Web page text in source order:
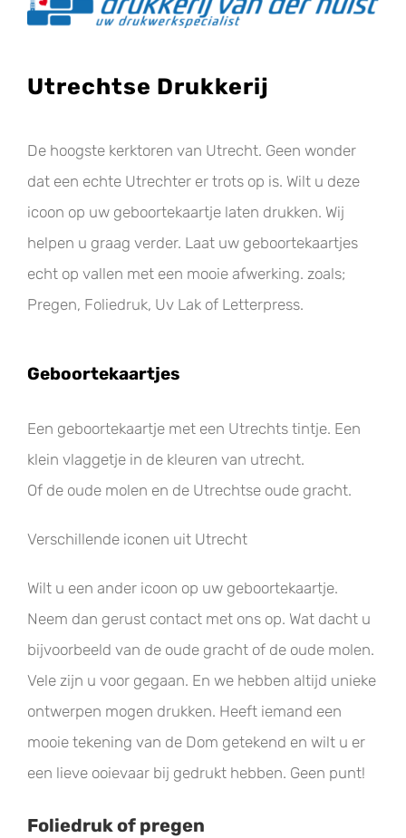
Utrechtse Drukkerij
De hoogste kerktoren van Utrecht. Geen wonder
dat een echte Utrechter er trots op is. Wilt u deze
icoon op uw geboortekaartje laten drukken. Wij
helpen u graag verder. Laat uw geboortekaartjes
echt op vallen met een mooie afwerking. zoals;
Pregen, Foliedruk, Uv Lak of Letterpress.
Geboortekaartjes
Een geboortekaartje met een Utrechts tintje. Een
klein vlaggetje in de kleuren van utrecht.
Of de oude molen en de Utrechtse oude gracht.
Verschillende iconen uit Utrecht
Wilt u een ander icoon op uw geboortekaartje.
Neem dan gerust contact met ons op. Wat dacht u
bijvoorbeeld van de oude gracht of de oude molen.
Vele zijn u voor gegaan. En we hebben altijd unieke
ontwerpen mogen drukken. Heeft iemand een
mooie tekening van de Dom getekend en wilt u er
een lieve ooievaar bij gedrukt hebben. Geen punt!
Foliedruk of pregen